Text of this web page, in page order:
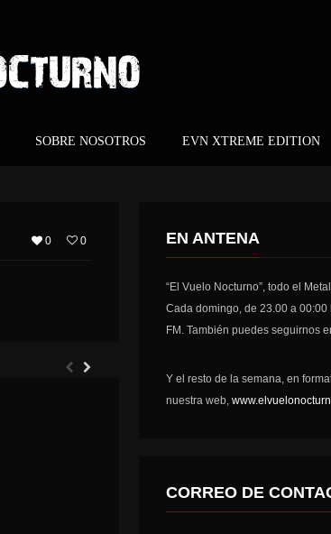
SOBRE NOSOTROS EVN XTREME EDITION
0 0 EN ANTENA
“El Vuelo Nocturno”, todo el
Cada domingo, de 23.00 a 00:00
FM. También puedes seguirnos
Y el resto de la semana, en
nuestra web,
CORREO DE